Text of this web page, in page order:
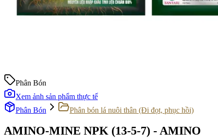
Phân Bón
Xem ảnh sản phẩm thực tế
Phân Bón
Phân bón lá nuôi thân (Đi đọt, phục hồi)
AMINO-MINE NPK (13-5-7) - AMINO